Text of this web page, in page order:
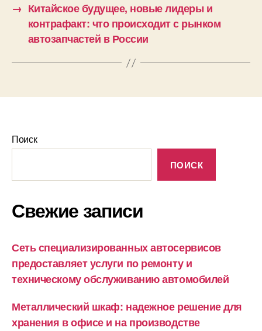
→ Китайское будущее, новые лидеры и
контрафакт: что происходит с рынком
автозапчастей в России
Поиск
ПОИСК
Свежие записи
Сеть специализированных автосервисов
предоставляет услуги по ремонту и
техническому обслуживанию автомобилей
Металлический шкаф: надежное решение для
хранения в офисе и на производстве